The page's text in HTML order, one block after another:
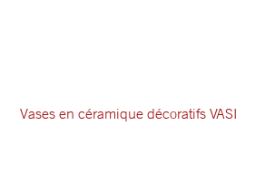
Vases en céramique décoratifs VASI